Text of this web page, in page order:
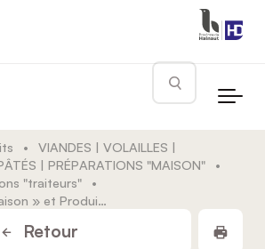
Rechercher
•
VIANDES | VOLAILLES |
| PRÉPARATIONS "MAISON"
•
"traiteurs"
•
Préparations « maison » et Produits Traiteur
Retour